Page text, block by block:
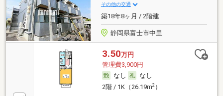
その他の交通
築18年8ヶ月 / 2階建
静岡県富士市中里
3.50万円
管理費3,900円
なし
なし
2階 / 1K（26.19m2）